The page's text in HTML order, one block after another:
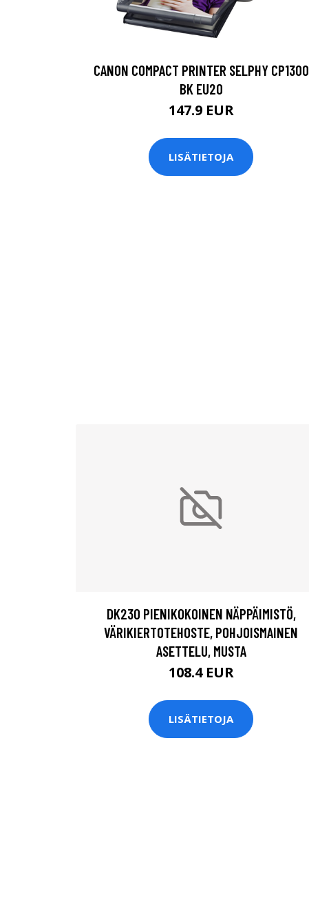
CANON COMPACT PRINTER SELPHY CP1300
BK EU20
147.9 EUR
LISÄTIETOJA
DK230 PIENIKOKOINEN NÄPPÄIMISTÖ,
VÄRIKIERTOTEHOSTE, POHJOISMAINEN
ASETTELU, MUSTA
108.4 EUR
LISÄTIETOJA